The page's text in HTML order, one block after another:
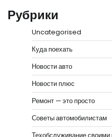
Рубрики
Uncategorised
Куда поехать
Новости авто
Новости плюс
Ремонт — это просто
Советы автомобилистам